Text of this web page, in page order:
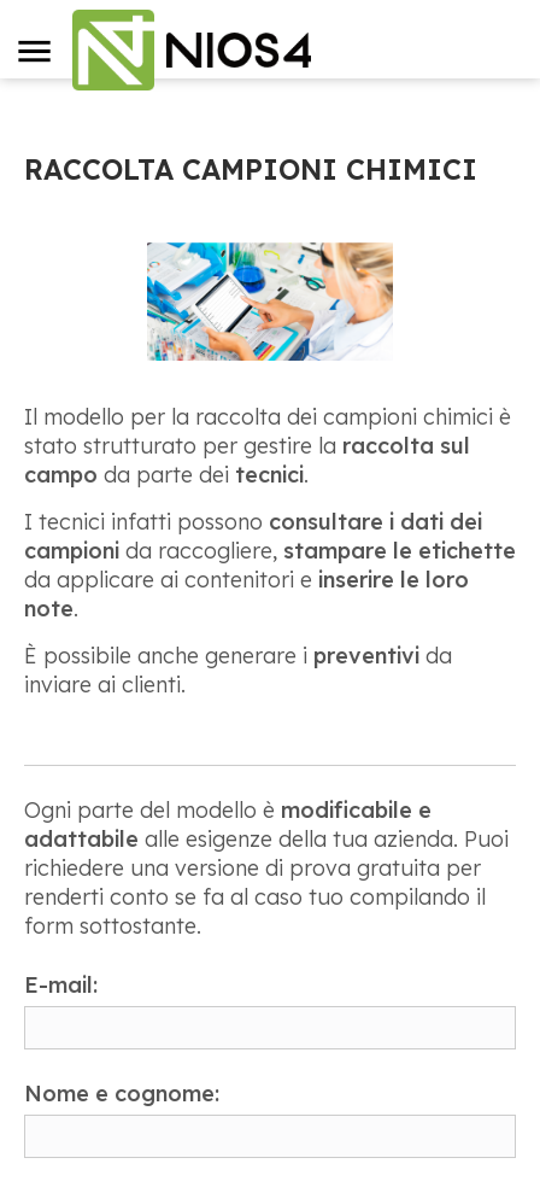
RACCOLTA CAMPIONI CHIMICI
Il modello per la raccolta dei campioni chimici è
stato strutturato per gestire la raccolta sul
campo da parte dei tecnici.
I tecnici infatti possono consultare i dati dei
campioni da raccogliere, stampare le etichette
da applicare ai contenitori e inserire le loro
note.
È possibile anche generare i preventivi da
inviare ai clienti.
Ogni parte del modello è modificabile e
adattabile alle esigenze della tua azienda. Puoi
richiedere una versione di prova gratuita per
renderti conto se fa al caso tuo compilando il
form sottostante.
E-mail:
Nome e cognome: